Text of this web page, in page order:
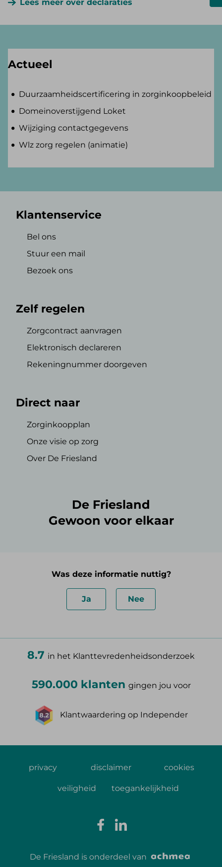
Lees meer over declaraties
Actueel
Duurzaamheidscertificering in zorginkoopbeleid
Domeinoverstijgend Loket
Wijziging contactgegevens
Wlz zorg regelen (animatie)
Klantenservice
Bel ons
Stuur een mail
Bezoek ons
Zelf regelen
Zorgcontract aanvragen
Elektronisch declareren
Rekeningnummer doorgeven
Direct naar
Zorginkoopplan
Onze visie op zorg
Over De Friesland
De Friesland
Gewoon voor elkaar
Was deze informatie nuttig?
Ja Nee
8.7 in het Klanttevredenheidsonderzoek
590.000 klanten gingen jou voor
Klantwaardering op Independer
privacy disclaimer cookies
veiligheid toegankelijkheid
De Friesland is onderdeel van